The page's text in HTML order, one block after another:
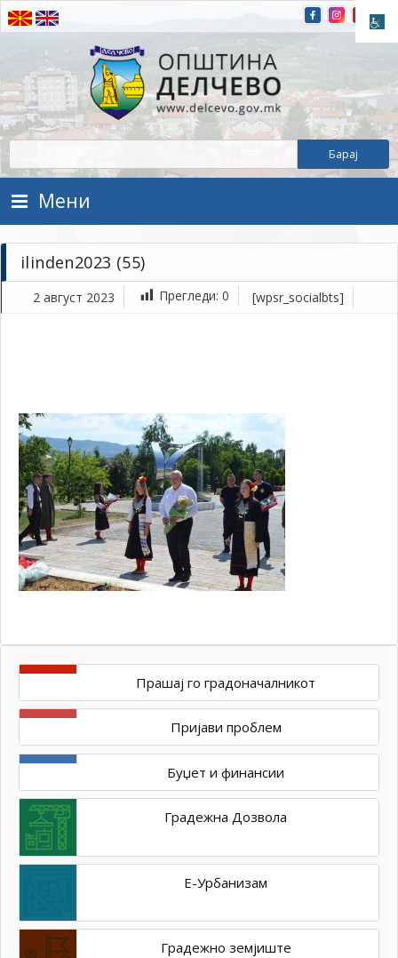
Прескокнете на содржината
Општина Делчево
Општина Делчево
Мени
ilinden2023 (55)
2 август 2023 Прегледи: 0 [wpsr_socialbts]
Прашај го градоначалникот
Пријави проблем
Буџет и финансии
Градежна Дозвола
Е-Урбанизам
Градежно земјиште